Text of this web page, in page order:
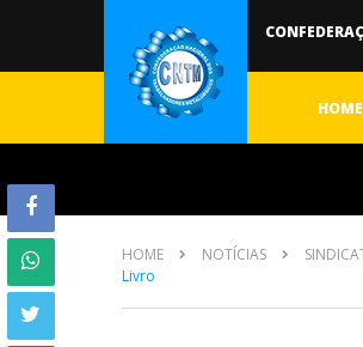
HOME
HOME NOTÍCIAS
Livro